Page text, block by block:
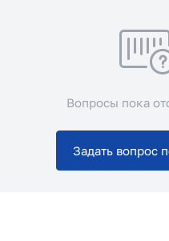
Вопросы пока
Задать вопрос